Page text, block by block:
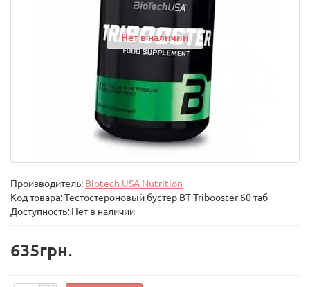
Нет в наличии
Производитель: Biotech USA Nutrition
Код товара:Тестостероновый бустер BT Tribooster 60 таб
Доступность: Нет в наличии
635грн.